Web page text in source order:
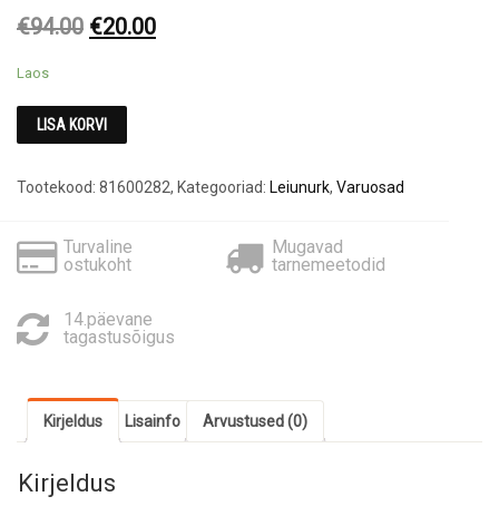
€94.00 Original
€94.00.
€20.00Current
Laos
LISA KORVI
Tootekood: 81600282, Kategooriad: Leiunurk, Varuosad
Turvaline
ostukoht
Mugavad
tarnemeetodid
14.päevane
tagastusõigus
Kirjeldus Lisainfo Arvustused (0)
Kirjeldus